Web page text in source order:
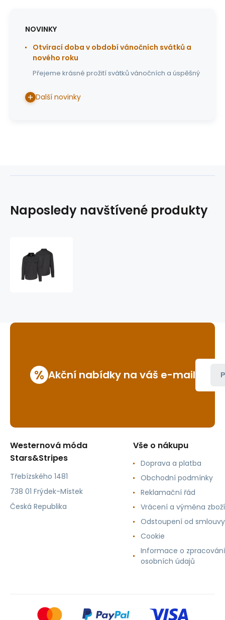
NOVINKY
Otvírací doba v období vánočních svátků a
nového roku
Přejeme krásné prožití svátků vánočních a úspěšný
Další novinky
Naposledy navštívené produkty
% Akční nabídky na váš e-mail
Westernová móda
Stars&Stripes
Třebízského 1481
738 01 Frýdek-Místek
Česká Republika
Vše o nákupu
Doprava a platba
Obchodní podmínky
Reklamační řád
Vrácení a výměna zboží
Odstoupení od smlouvy
Cookie
Informace o zpracování
osobních údajů